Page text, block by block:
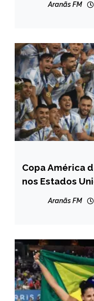
Aranãs FM
ESPORTES
Copa América
nos Estados
Aranãs FM